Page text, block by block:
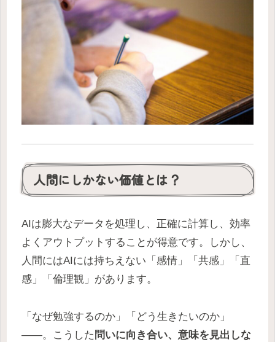
人間にしかない価値とは？
AIは膨大なデータを処理し、正確に計算し、効率
よくアウトプットすることが得意です。しかし、
人間にはAIには持ちえない「感情」「共感」「直
感」「倫理観」があります。
「なぜ勉強するのか」「どう生きたいのか」
――。こうした 問いに向き合い、意味を見出しな